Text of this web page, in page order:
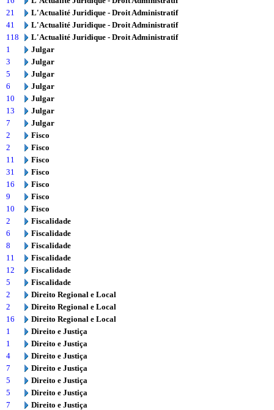
21
L'Actualité Juridique - Droit Administratif
41
L'Actualité Juridique - Droit Administratif
118
L'Actualité Juridique - Droit Administratif
1
Julgar
3
Julgar
5
Julgar
6
Julgar
10
Julgar
13
Julgar
7
Julgar
2
Fisco
2
Fisco
11
Fisco
31
Fisco
16
Fisco
9
Fisco
10
Fisco
2
Fiscalidade
6
Fiscalidade
8
Fiscalidade
11
Fiscalidade
12
Fiscalidade
5
Fiscalidade
2
Direito Regional e Local
2
Direito Regional e Local
16
Direito Regional e Local
1
Direito e Justiça
1
Direito e Justiça
4
Direito e Justiça
7
Direito e Justiça
5
Direito e Justiça
5
Direito e Justiça
7
Direito e Justiça